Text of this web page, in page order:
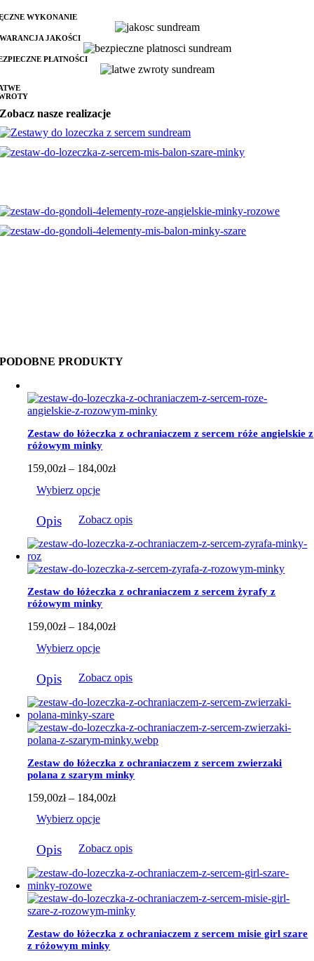
WYKONANIE
JAKOŚCI
PŁATNOŚCI
Zobacz nasze realizacje
PODOBNE PRODUKTY
Zestaw do łóżeczka z ochraniaczem z sercem róże angielskie z
różowym minky
159,00zł – 184,00złZakres
do
Wybierz opcje
produkt
ma
wiele
wariantów.
Opcje
można
wybrać
na
stronie
Opis Zobacz opis
Zestaw do łóżeczka z ochraniaczem z sercem żyrafy z
różowym minky
159,00zł – 184,00złZakres
do
Wybierz opcje
produkt
ma
wiele
wariantów.
Opcje
można
wybrać
na
stronie
produktu
Opis Zobacz opis
Zestaw do łóżeczka z ochraniaczem z sercem zwierzaki
polana z szarym minky
159,00zł – 184,00złZakres
do
Wybierz opcje
produkt
ma
wiele
wariantów.
Opcje
można
wybrać
na
stronie
Opis Zobacz opis
Zestaw do łóżeczka z ochraniaczem z sercem misie girl szare
z różowym minky